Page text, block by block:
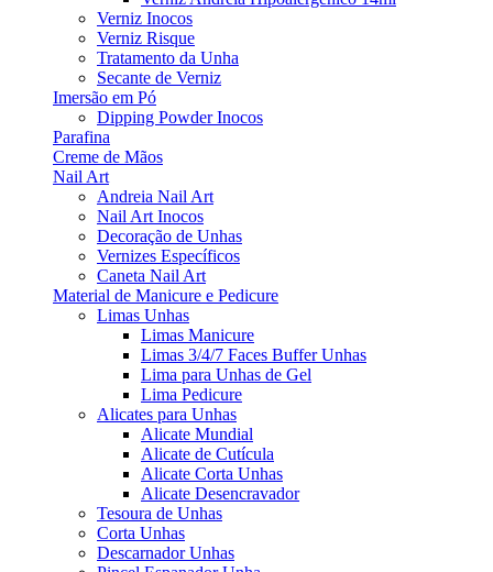
Verniz Inocos
Verniz Risque
Tratamento da Unha
Secante de Verniz
Imersão em Pó
Dipping Powder Inocos
Parafina
Creme de Mãos
Nail Art
Andreia Nail Art
Nail Art Inocos
Decoração de Unhas
Vernizes Específicos
Caneta Nail Art
Material de Manicure e Pedicure
Limas Unhas
Limas Manicure
Limas 3/4/7 Faces Buffer Unhas
Lima para Unhas de Gel
Lima Pedicure
Alicates para Unhas
Alicate Mundial
Alicate de Cutícula
Alicate Corta Unhas
Alicate Desencravador
Tesoura de Unhas
Corta Unhas
Descarnador Unhas